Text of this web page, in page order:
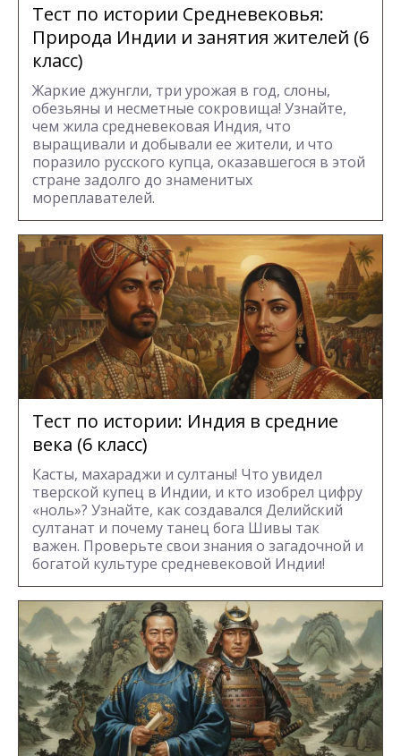
Тест по истории Средневековья:
Природа Индии и занятия жителей (6
класс)
Жаркие джунгли, три урожая в год, слоны,
обезьяны и несметные сокровища! Узнайте,
чем жила средневековая Индия, что
выращивали и добывали ее жители, и что
поразило русского купца, оказавшегося в этой
стране задолго до знаменитых
мореплавателей.
Тест по истории: Индия в средние
века (6 класс)
Касты, махараджи и султаны! Что увидел
тверской купец в Индии, и кто изобрел цифру
«ноль»? Узнайте, как создавался Делийский
султанат и почему танец бога Шивы так
важен. Проверьте свои знания о загадочной и
богатой культуре средневековой Индии!